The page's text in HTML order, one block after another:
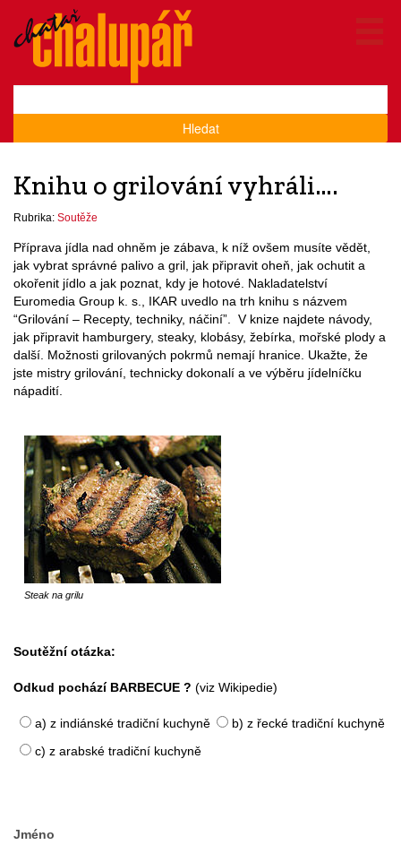
Hledat
Knihu o grilování vyhráli….
Rubrika: Soutěže
Steak na grilu
Příprava jídla nad ohněm je zábava, k níž ovšem musíte vědět,
jak vybrat správné palivo a gril, jak připravit oheň, jak ochutit a
okořenit jídlo a jak poznat, kdy je hotové. Nakladatelství
Euromedia Group k. s., IKAR uvedlo na trh knihu s názvem
“Grilování – Recepty, techniky, náčiní”. V knize najdete návody,
jak připravit hamburgery, steaky, klobásy, žebírka, mořské plody a
další. Možnosti grilovaných pokrmů nemají hranice. Ukažte, že
jste mistry grilování, technicky dokonalí a ve výběru jídelníčku
nápadití.
Soutěžní otázka:
Odkud pochází BARBECUE ? (viz Wikipedie)
a) z indiánské tradiční kuchyně
b) z řecké tradiční kuchyně
c) z arabské tradiční kuchyně
Jméno